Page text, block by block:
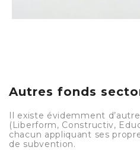
Autres fonds
Il existe évidemment
(Liberform, Constructiv,
chacun appliquant ses
de subvention.